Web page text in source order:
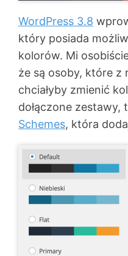
WordPress 3.8
który posiada
kolorów. Mi
że są osoby, które
chciałyby zmienić
dołączone
Schemes, która